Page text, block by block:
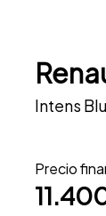
Intens
Precio